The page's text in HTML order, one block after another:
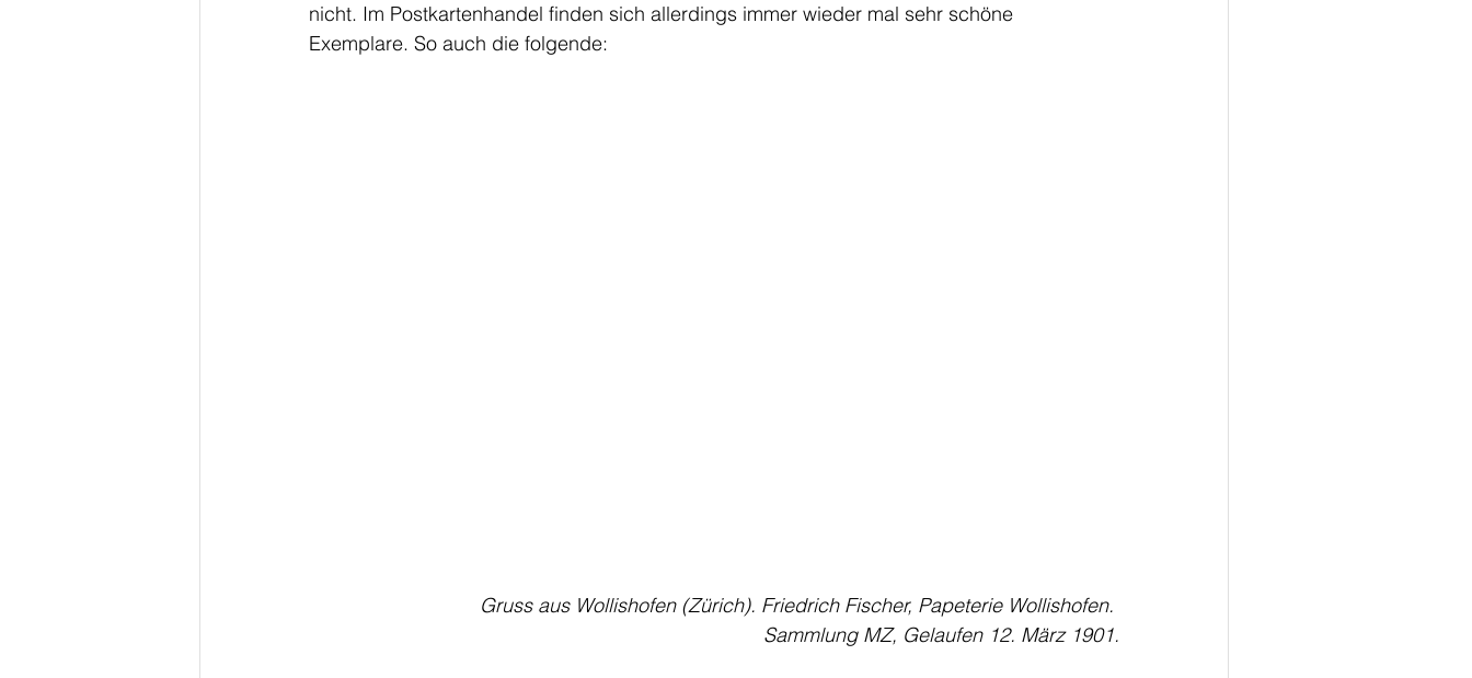
nicht. Im Postkartenhandel finden sich allerdings immer wieder mal sehr schöne
Exemplare. So auch die folgende:
Gruss aus Wollishofen (Zürich). Friedrich Fischer, Papeterie Wollishofen.
Sammlung MZ, Gelaufen 12. März 1901.